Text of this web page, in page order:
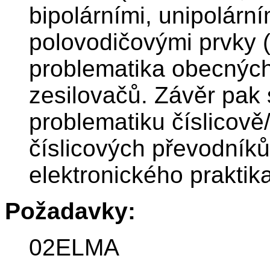
bipolárními,
polovodičovými prvky
problematika
zesilovačů. Závěr
problematiku
číslicových
elektronického
Požadavky:
02ELMA